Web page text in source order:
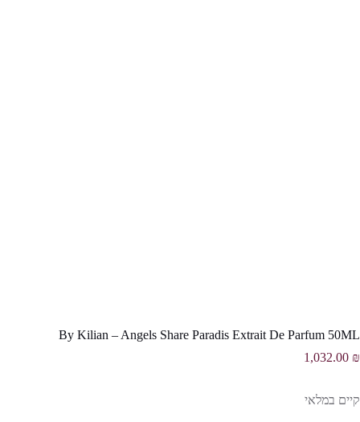
By Kilian – Angels Share Paradis Extrait De Parfum 50ML
1,032.00 ₪
קיים במלאי